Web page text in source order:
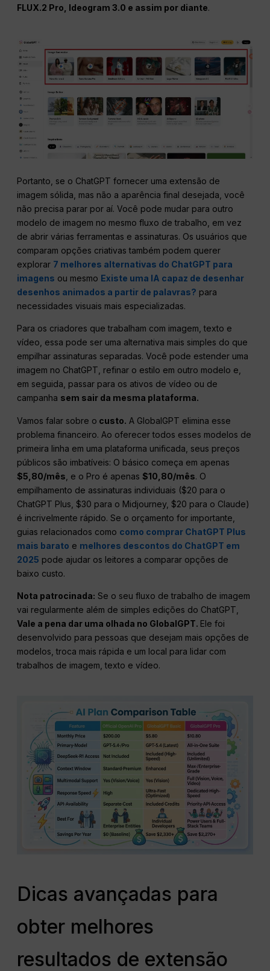
FLUX.2 Pro, Ideogram 3.0 e assim por diante.
Portanto, se o ChatGPT fornecer uma extensão de
imagem sólida, mas não a aparência final desejada, você
não precisa parar por aí. Você pode mudar para outro
modelo de imagem no mesmo fluxo de trabalho, em vez
de abrir várias ferramentas e assinaturas. Os usuários que
comparam opções criativas também podem querer
explorar 7 melhores alternativas do ChatGPT para
imagens ou mesmo Existe uma IA capaz de desenhar
desenhos animados a partir de palavras? para
necessidades visuais mais especializadas.
Para os criadores que trabalham com imagem, texto e
vídeo, essa pode ser uma alternativa mais simples do que
empilhar assinaturas separadas. Você pode estender uma
imagem no ChatGPT, refinar o estilo em outro modelo e,
em seguida, passar para os ativos de vídeo ou de
campanha sem sair da mesma plataforma.
Vamos falar sobre o custo. A GlobalGPT elimina esse
problema financeiro. Ao oferecer todos esses modelos de
primeira linha em uma plataforma unificada, seus preços
públicos são imbatíveis: O básico começa em apenas
$5,80/mês , e o Pro é apenas$10,80/mês. O
empilhamento de assinaturas individuais ($20 para o
ChatGPT Plus, $30 para o Midjourney, $20 para o Claude)
é incrivelmente rápido. Se o orçamento for importante,
guias relacionados como como comprar ChatGPT Plus
mais barato e melhores descontos do ChatGPT em
2025 pode ajudar os leitores a comparar opções de
baixo custo.
Nota patrocinada: Se o seu fluxo de trabalho de imagem
vai regularmente além de simples edições do ChatGPT,
Vale a pena dar uma olhada no GlobalGPT. Ele foi
desenvolvido para pessoas que desejam mais opções de
modelos, troca mais rápida e um local para lidar com
trabalhos de imagem, texto e vídeo.
Dicas avançadas para
obter melhores
resultados de extensão